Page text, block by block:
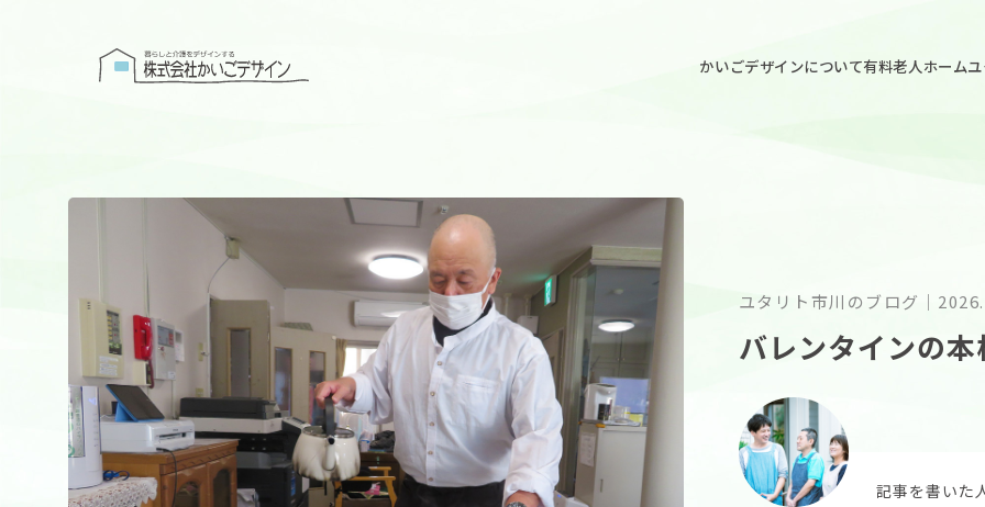
かいごデザインについて有料老人ホーム
ユタリト市川のブログ ｜
バレンタインの
記事を書いた